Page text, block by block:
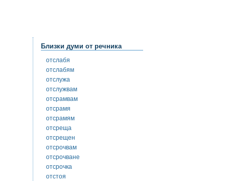
Близки думи от речника
отслабя
отслабям
отслужа
отслужвам
отсрамвам
отсрамя
отсрамям
отсреща
отсрещен
отсрочвам
отсрочване
отсрочка
отстоя